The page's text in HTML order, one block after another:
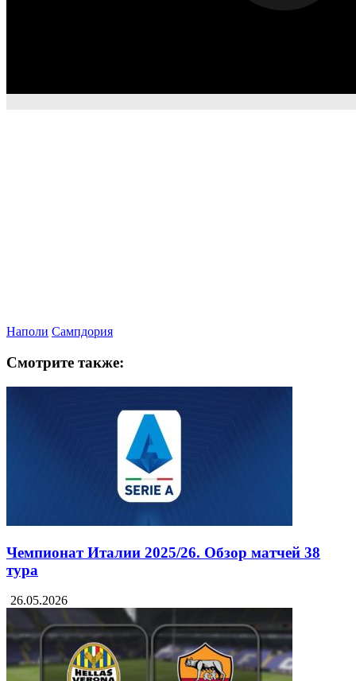
Наполи Сампдория
Смотрите также:
Чемпионат Италии 2025/26. Обзор матчей 38
тура
26.05.2026